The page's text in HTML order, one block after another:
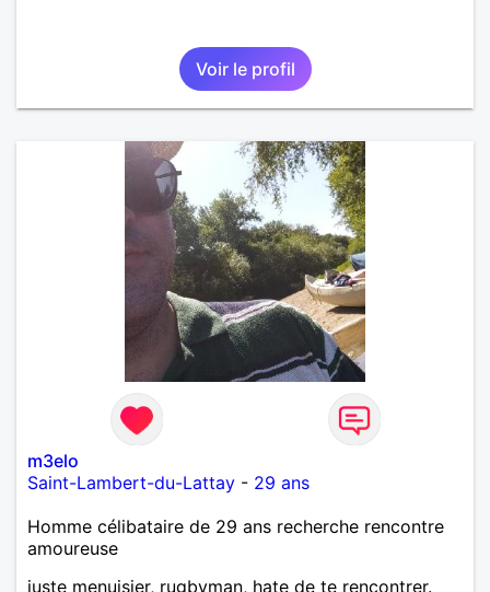
Voir le profil
m3elo
Saint-Lambert-du-Lattay - 29 ans
Homme célibataire de 29 ans recherche rencontre
amoureuse
juste menuisier, rugbyman, hate de te rencontrer.